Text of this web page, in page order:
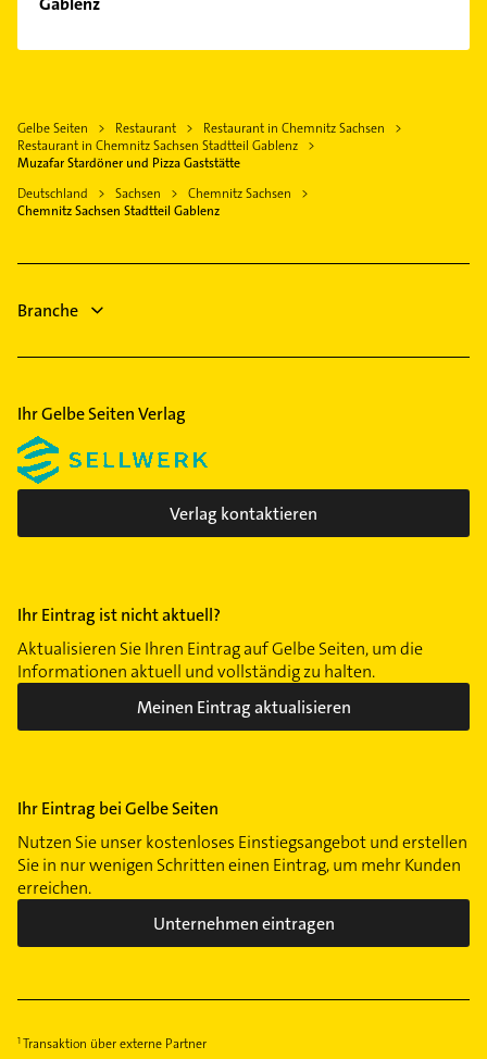
Einsiedel
Kaßberg
Kapellenberg
Kappel
Kleinolbersdorf-Altenhain
Morgenleite
Rabenstein
Reichenbrand
Schloßchemnitz
Sonnenberg
Yorckgebiet
Zentrum
Neukirchen /Erzgebirge
Zschopau
Limbach-Oberfrohna
Oederan
Immobilienmakler
Rechtsanwalt
Gartenbau & Landschaftsbau
Fensterbauer
Phoniatrie
Logopädie
Elektroinstallation
Zahnarzt
Gelbe Seiten Restaurant
Restaurant in Chemnitz Sachsen
Restaurant in Chemnitz Sachsen Stadtteil Gablenz
Muzafar Stardöner und Pizza Gaststätte
Deutschland
Sachsen
Chemnitz Sachsen
Chemnitz Sachsen Stadtteil Gablenz
Branche
Ihr Gelbe Seiten Verlag
Verlag kontaktieren
Ihr Eintrag ist nicht aktuell?
Aktualisieren Sie Ihren Eintrag auf Gelbe Seiten, um die
Informationen aktuell und vollständig zu halten.
Meinen Eintrag aktualisieren
Ihr Eintrag bei Gelbe Seiten
Nutzen Sie unser kostenloses Einstiegsangebot und erstellen
Sie in nur wenigen Schritten einen Eintrag, um mehr Kunden
erreichen.
Unternehmen eintragen
Transaktion über externe Partner